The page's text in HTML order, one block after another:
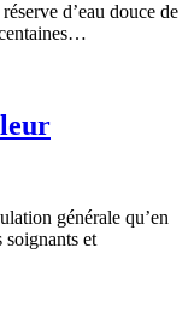
d’eau douce de
générale qu’en
et